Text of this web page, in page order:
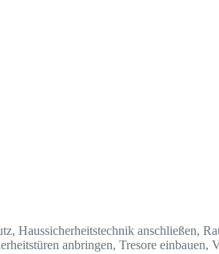
Haussicherheitstechnik anschließen,
anbringen, Tresore einbauen,